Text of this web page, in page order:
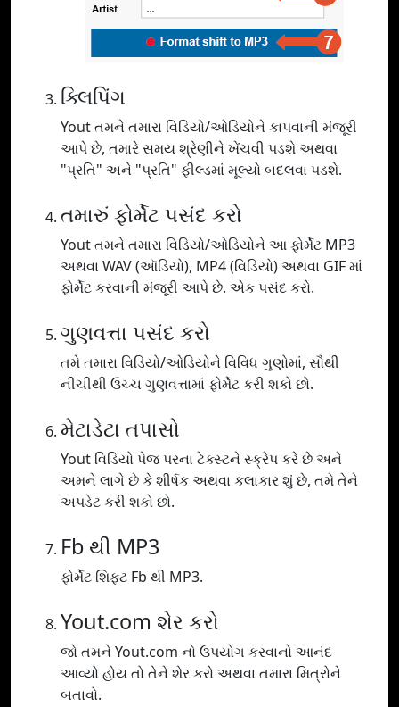
ક્લિપિંગ
Yout તમને તમારા વિડિયો/ઓડિયોને કાપવાની મંજૂરી
આપે છે, તમારે સમય શ્રેણીને ખેંચવી પડશે અથવા
"પ્રતિ" અને "પ્રતિ" ફીલ્ડમાં મૂલ્યો બદલવા પડશે.
તમારું ફોર્મેટ પસંદ કરો
Yout તમને તમારા વિડિયો/ઓડિયોને આ ફોર્મેટ MP3
અથવા WAV (ઑડિયો), MP4 (વિડિયો) અથવા GIF માં
ફોર્મેટ કરવાની મંજૂરી આપે છે. એક પસંદ કરો.
ગુણવત્તા પસંદ કરો
તમે તમારા વિડિયો/ઓડિયોને વિવિધ ગુણોમાં, સૌથી
નીચીથી ઉચ્ચ ગુણવત્તામાં ફોર્મેટ કરી શકો છો.
મેટાડેટા તપાસો
Yout વિડિયો પેજ પરના ટેક્સ્ટને સ્ક્રેપ કરે છે અને
અમને લાગે છે કે શીર્ષક અથવા કલાકાર શું છે, તમે તેને
અપડેટ કરી શકો છો.
Fb થી MP3
ફોર્મેટ શિફ્ટ Fb થી MP3.
Yout.com શેર કરો
જો તમને Yout.com નો ઉપયોગ કરવાનો આનંદ
આવ્યો હોય તો તેને શેર કરો અથવા તમારા મિત્રોને
બતાવો.